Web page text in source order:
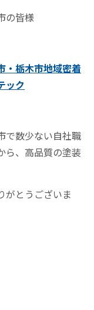
の皆様
・栃木市地域密着
ック
で数少ない自社職
ら、高品質の塗装
がとうございま